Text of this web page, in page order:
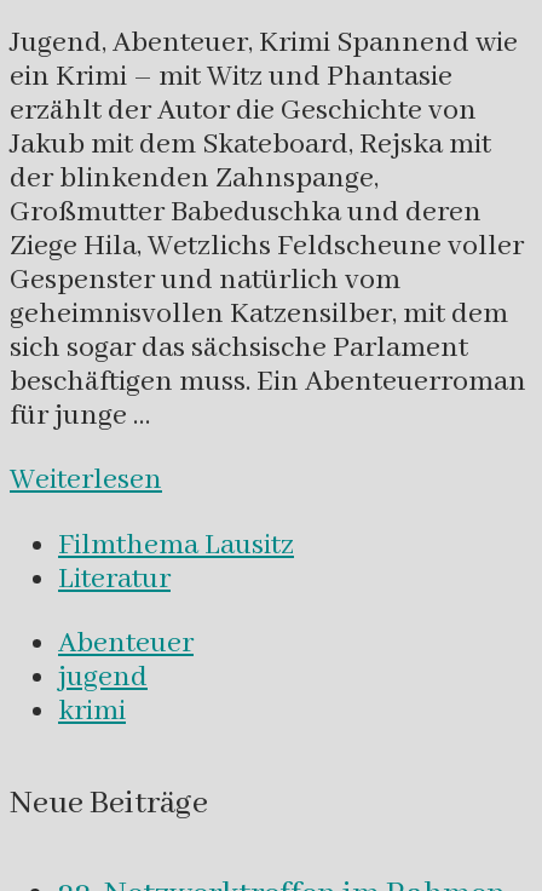
Jugend, Abenteuer, Krimi Spannend wie
ein Krimi – mit Witz und Phantasie
erzählt der Autor die Geschichte von
Jakub mit dem Skateboard, Rejska mit
der blinkenden Zahnspange,
Großmutter Babeduschka und deren
Ziege Hila, Wetzlichs Feldscheune voller
Gespenster und natürlich vom
geheimnisvollen Katzensilber, mit dem
sich sogar das sächsische Parlament
beschäftigen muss. Ein Abenteuerroman
für junge …
Weiterlesen
Filmthema Lausitz
Literatur
Abenteuer
jugend
krimi
Neue Beiträge